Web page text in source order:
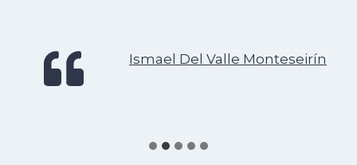
Ismael Del Valle Monteseirín